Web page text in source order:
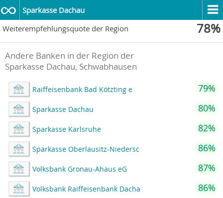
Sparkasse Dachau
Weiterempfehlungsquote der Region
78%
Andere Banken in der Region der
Sparkasse Dachau, Schwabhausen
Raiffeisenbank Bad Kötzting e 79%
Sparkasse Dachau 80%
Sparkasse Karlsruhe 82%
Sparkasse Oberlausitz-Niedersc 86%
Volksbank Gronau-Ahaus eG 87%
Volksbank Raiffeisenbank Dacha 86%